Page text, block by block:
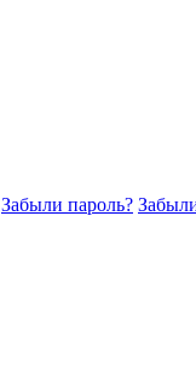
Забыли пароль?